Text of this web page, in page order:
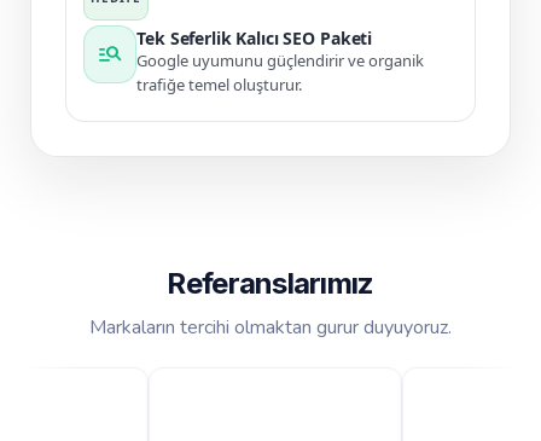
manage_search
Tek Seferlik Kalıcı SEO Paketi
Google uyumunu güçlendirir ve organik
trafiğe temel oluşturur.
Referanslarımız
Markaların tercihi olmaktan gurur duyuyoruz.